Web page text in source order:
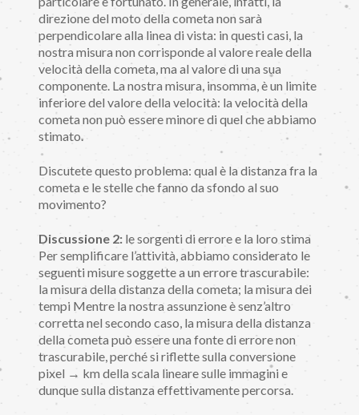
direzione del moto della cometa non sarà
perpendicolare alla linea di vista: in questi casi, la
nostra misura non corrisponde al valore reale della
velocità della cometa, ma al valore di una sua
componente. La nostra misura, insomma, è un limite
inferiore del valore della velocità: la velocità della
cometa non può essere minore di quel che abbiamo
stimato.
Discutete questo problema: qual è la distanza fra la
cometa e le stelle che fanno da sfondo al suo
movimento?
Discussione 2: le sorgenti di errore e la loro stima
Per semplificare l’attività, abbiamo considerato le
seguenti misure soggette a un errore trascurabile:
la misura della distanza della cometa; la misura dei
tempi Mentre la nostra assunzione è senz’altro
corretta nel secondo caso, la misura della distanza
della cometa può essere una fonte di errore non
trascurabile, perché si riflette sulla conversione
pixel → km della scala lineare sulle immagini e
dunque sulla distanza effettivamente percorsa.